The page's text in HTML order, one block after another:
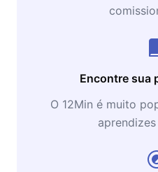
Encontre sua
O 12Min é muito